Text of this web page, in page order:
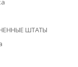
ШТАТЫ